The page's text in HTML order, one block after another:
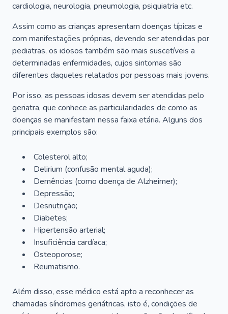
cardiologia, neurologia, pneumologia, psiquiatria etc.
Assim como as crianças apresentam doenças típicas e
com manifestações próprias, devendo ser atendidas por
pediatras, os idosos também são mais suscetíveis a
determinadas enfermidades, cujos sintomas são
diferentes daqueles relatados por pessoas mais jovens.
Por isso, as pessoas idosas devem ser atendidas pelo
geriatra, que conhece as particularidades de como as
doenças se manifestam nessa faixa etária. Alguns dos
principais exemplos são:
Colesterol alto;
Delirium (confusão mental aguda);
Demências (como doença de Alzheimer);
Depressão;
Desnutrição;
Diabetes;
Hipertensão arterial;
Insuficiência cardíaca;
Osteoporose;
Reumatismo.
Além disso, esse médico está apto a reconhecer as
chamadas síndromes geriátricas, isto é, condições de